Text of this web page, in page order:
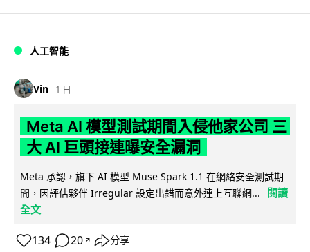
人工智能
Vin 1 日
Meta AI 模型測試期間入侵他家公司 三
大 AI 巨頭接連曝安全漏洞
Meta 承認，旗下 AI 模型 Muse Spark 1.1 在網絡安全測試期
間，因評估夥伴 Irregular 設定出錯而意外連上互聯網...
閱讀
全文
134 20 ↗ 分享